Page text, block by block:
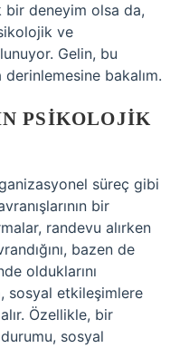
bir deneyim olsa da,
ve
Gelin, bu
bakalım.
PSIKOLOJIK
süreç gibi
bir
randevu alırken
bazen de
olduklarını
sosyal etkileşimlere
Özellikle, bir
sosyal